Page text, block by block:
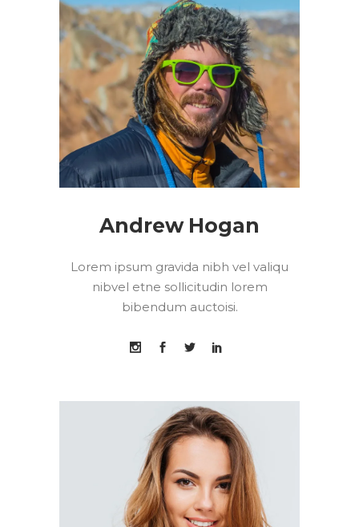
Andrew Hogan
Lorem ipsum gravida nibh vel valiqu
nibvel etne sollicitudin lorem
bibendum auctoisi.